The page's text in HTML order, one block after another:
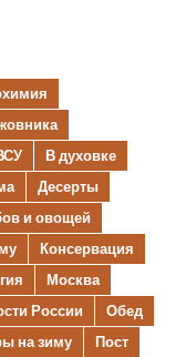
В духовке
Десерты
и овощей
Консервация
Москва
России
Обед
на зиму
Пост